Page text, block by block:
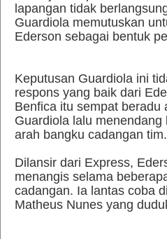
lapangan tidak
Guardiola memutuskan
Ederson sebagai bentuk
Keputusan Guardiola ini
respons yang baik dari
Benfica itu sempat beradu
Guardiola lalu
arah bangku cadangan tim.
Dilansir dari Express,
menangis selama
cadangan. Ia lantas coba
Matheus Nunes yang